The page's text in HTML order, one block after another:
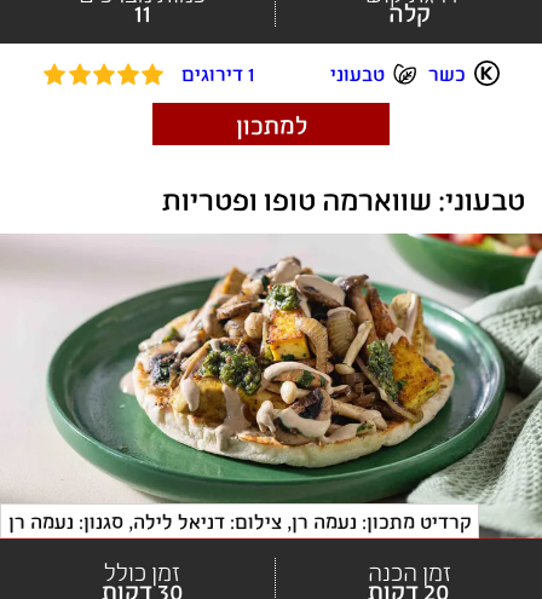
כשר טבעוני 1 דירוגים
קלה 11
למתכון
טבעוני: שווארמה טופו ופטריות
קרדיט מתכון: נעמה רן, צילום: דניאל לילה, סגנון: נעמה רן
זמן הכנה
20 דקות
זמן כולל
30 דקות